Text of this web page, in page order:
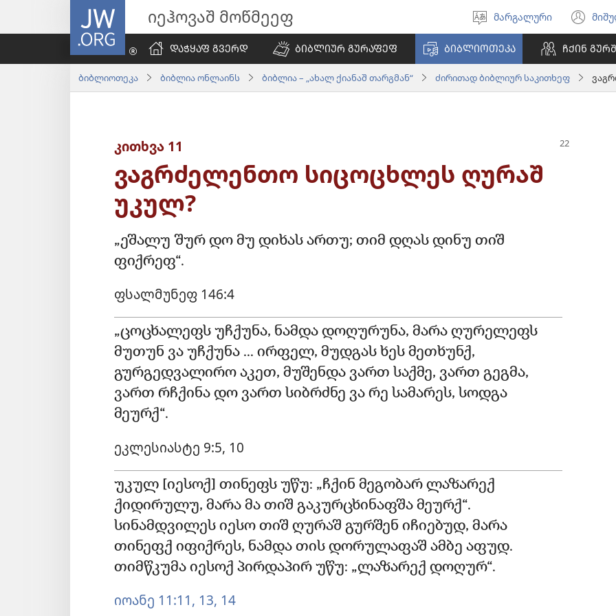
JW.ORG იეჰოვაშ მოწმეეფ
ნინაშ
გიშაგორუა
მარგალური
ᲓᲐᲭᲧᲐᲤ ᲒᲕᲔᲠᲓ
ᲑᲘᲑᲚᲘᲣᲠ ᲒᲣᲠᲐᲤᲔᲤ ᲑᲘᲑᲚᲘᲝᲗᲔᲙᲐ ᲩᲥᲘᲜ
ბიბლიოთეკა ბიბლია ონლაინს ბიბლია – „ახალ ქიანაშ თარგმან“ ძირითად ბიბლიურ საკითხეფ
კითხვა 11
ვაგრძელენთო სიცოცხლეს ღურაშ
უკულ?
„ეშალუ შურ დო მუ დიხას ართუ; თიმ დღას დინუ თიშ
ფიქრეფ“.
ფსალმუნეფ 146:4
„ცოცხალეფს უჩქუნა, ნამდა დოღურუნა, მარა ღურელეფს
მუთუნ ვა უჩქუნა ... ირფელ, მუდგას ხეს მეთხუნქ,
გურგედვალირო აკეთ, მუშენდა ვართ საქმე, ვართ გეგმა,
ვართ რჩქინა დო ვართ სიბრძნე ვა რე სამარეს, სოდგა
მეურქ“.
ეკლესიასტე 9:5, 10
უკულ [იესოქ] თინეფს უწუ: „ჩქინ მეგობარ ლაზარექ
ქიდირულუ, მარა მა თიშ გაკურცხინაფშა მეურქ“.
სინამდვილეს იესო თიშ ღურაშ გურშენ იჩიებუდ, მარა
თინეფქ იფიქრეს, ნამდა თის დორულაფაშ ამბე აფუდ.
თიმწკუმა იესოქ პირდაპირ უწუ: „ლაზარექ დოღურ“.
იოანე 11:11, 13, 14